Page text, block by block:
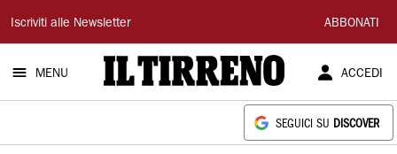
Il
Tirreno
Iscriviti alle Newsletter ABBONATI
MENU ACCEDI
SEGUICI SU DISCOVER